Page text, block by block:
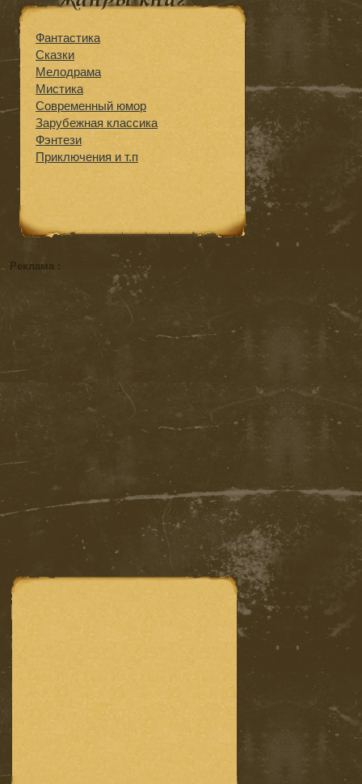
Фантастика
Сказки
Мелодрама
Мистика
Современный юмор
Зарубежная классика
Фэнтези
Приключения и т.п
Реклама :